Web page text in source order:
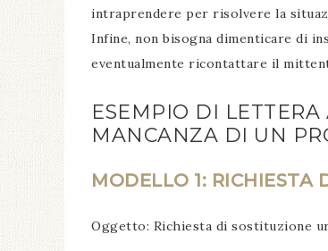
intraprendere per risolvere la
Infine, non bisogna dimenticare di
eventualmente ricontattare il
ESEMPIO DI LETTERA
MANCANZA DI UN
MODELLO 1: RICHIESTA
Oggetto: Richiesta di sostituzione